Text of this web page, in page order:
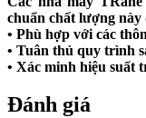
chuẩn chất lượng này
• Phù hợp với các
• Tuân thủ quy trình
• Xác minh hiệu suất
Đánh giá